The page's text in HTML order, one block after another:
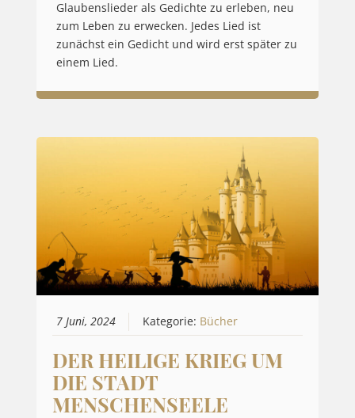
Glaubenslieder als Gedichte zu erleben, neu
zum Leben zu erwecken. Jedes Lied ist
zunächst ein Gedicht und wird erst später zu
einem Lied.
7 Juni, 2024 Kategorie: Bücher
DER HEILIGE KRIEG UM
DIE STADT
MENSCHENSEELE